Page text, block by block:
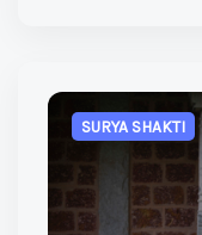
SURYA SHAKTI